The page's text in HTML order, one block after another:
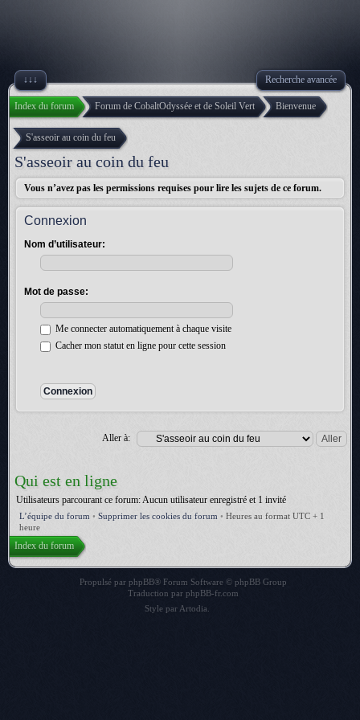
↓↓↓ Recherche avancée
Index du forum Forum de CobaltOdyssée et de Soleil Vert Bienvenue
S'asseoir au coin du feu
S'asseoir au coin du feu
Vous n’avez pas les permissions requises pour lire les sujets de ce forum.
Connexion
Nom d’utilisateur:
Mot de passe:
Me connecter automatiquement à chaque visite
Cacher mon statut en ligne pour cette session
Aller à:
Qui est en ligne
Utilisateurs parcourant ce forum: Aucun utilisateur enregistré et 1 invité
L’équipe du forum • Supprimer les cookies du forum • Heures au format UTC + 1
heure
Index du forum
Propulsé par phpBB® Forum Software © phpBB Group
Traduction par phpBB-fr.com
Style par Artodia